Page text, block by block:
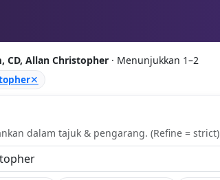
CD, Allan Christopher · Menunjukkan 1–2
✕
dalam tajuk & pengarang. (Refine = strict)